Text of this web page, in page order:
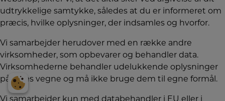
udtrykkelige samtykke, således at du er informeret om
præcis, hvilke oplysninger, der indsamles og hvorfor.
Vi samarbejder herudover med en række andre
virksomheder, som opbevarer og behandler data.
Virksomhederne behandler udelukkende oplysninger
på vores vegne og må ikke bruge dem til egne formål.